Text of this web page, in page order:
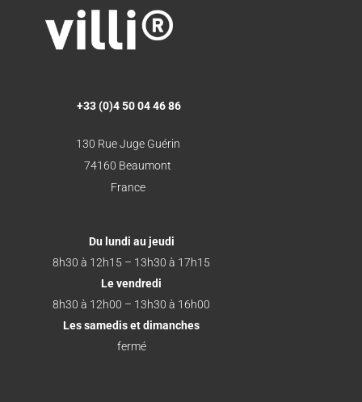
+33 (0)4 50 04 46 86
130 Rue Juge Guérin
74160 Beaumont
France
Du lundi au jeudi
8h30 à 12h15 – 13h30 à 17h15
Le vendredi
8h30 à 12h00 – 13h30 à 16h00
Les samedis et dimanches
fermé